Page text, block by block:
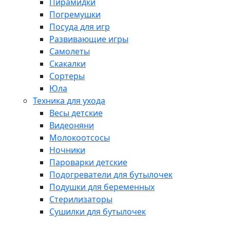
Погремушки
Посуда для игр
Развивающие игры
Самолеты
Скакалки
Сортеры
Юла
Техника для ухода
Весы детские
Видеоняни
Молокоотсосы
Ночники
Пароварки детские
Подогреватели для бутылочек
Подушки для беременных
Стерилизаторы
Сушилки для бутылочек